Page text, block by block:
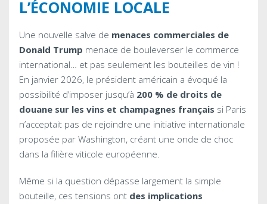
L’ÉCONOMIE LOCALE
Une nouvelle salve de menaces commerciales de
Donald Trump menace de bouleverser le commerce
international… et pas seulement les bouteilles de vin !
En janvier 2026, le président américain a évoqué la
possibilité d’imposer jusqu’à 200 % de droits de
douane sur les vins et champagnes français si Paris
n’acceptait pas de rejoindre une initiative internationale
proposée par Washington, créant une onde de choc
dans la filière viticole européenne.
Même si la question dépasse largement la simple
bouteille, ces tensions ont des implications